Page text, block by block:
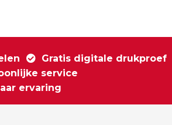
Gratis digitale drukproef
service
ervaring